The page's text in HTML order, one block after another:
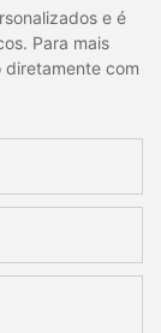
e é
Para mais
diretamente com